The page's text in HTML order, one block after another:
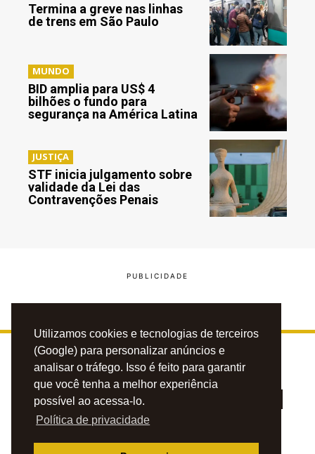
Utilizamos cookies e tecnologias de terceiros
(Google) para personalizar anúncios e
analisar o tráfego. Isso é feito para garantir
que você tenha a melhor experiência
possível ao acessa-lo.
Política de privacidade
Termina a greve nas linhas
de trens em São Paulo
MUNDO
BID amplia para US$ 4
bilhões o fundo para
segurança na América Latina
JUSTIÇA
STF inicia julgamento sobre
validade da Lei das
Contravenções Penais